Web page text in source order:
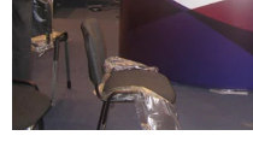
индивидуальным